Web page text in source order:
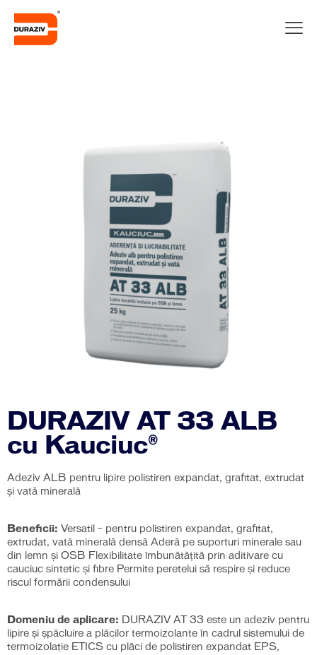
DURAZIV AT 33 ALB
cu Kauciuc®
Adeziv ALB pentru lipire polistiren expandat, grafitat, extrudat
și vată minerală
Beneficii: Versatil – pentru polistiren expandat, grafitat,
extrudat, vată minerală densă Aderă pe suporturi minerale sau
din lemn şi OSB Flexibilitate îmbunătăţită prin aditivare cu
cauciuc sintetic şi fibre Permite peretelui să respire şi reduce
riscul formării condensului
Domeniu de aplicare: DURAZIV AT 33 este un adeziv pentru
lipire și șpăcluire a plăcilor termoizolante în cadrul sistemului de
termoizolaţie ETICS cu plăci de polistiren expandat EPS,